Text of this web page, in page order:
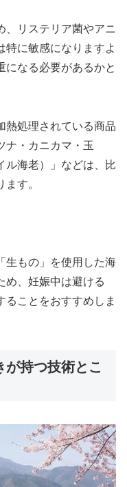
、リステリア菌やアニ
特に敏感になりますよ
になる必要があるかと
熱処理されている商品
ナ・カニカマ・玉
ル海老）」などは、比
す。
生もの」を使用した海
め、妊娠中は避ける
ることをおすすめしま
が持つ技術とこ